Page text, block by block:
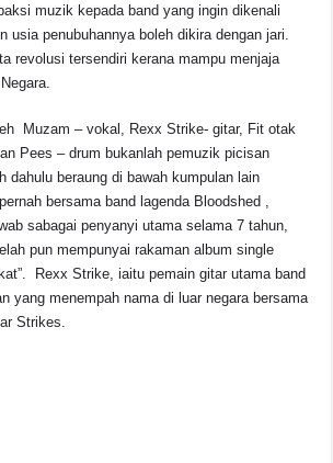
e
a
d
s
p
y
n
k
ar
e
muzik kepada band yang ingin dikenali
usia penubuhannya boleh dikira dengan jari.
revolusi tersendiri kerana mampu menjaja
Muzam – vokal, Rexx Strike- gitar, Fit otak
Pees – drum bukanlah pemuzik picisan
dahulu beraung di bawah kumpulan lain
bersama band lagenda Bloodshed ,
sabagai penyanyi utama selama 7 tahun,
pun mempunyai rakaman album single
Rexx Strike, iaitu pemain gitar utama band
yang menempah nama di luar negara bersama
Strikes.